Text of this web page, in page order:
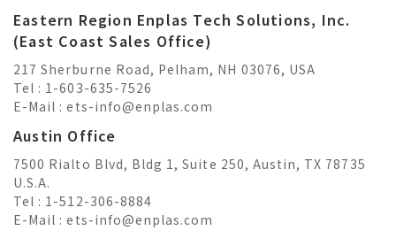
Eastern Region Enplas Tech Solutions, Inc.
(East Coast Sales Office)
217 Sherburne Road, Pelham, NH 03076, USA
Tel : 1-603-635-7526
E-Mail :ets-info@enplas.com
Austin Office
7500 Rialto Blvd, Bldg 1, Suite 250, Austin, TX 78735
U.S.A.
Tel : 1-512-306-8884
E-Mail :ets-info@enplas.com